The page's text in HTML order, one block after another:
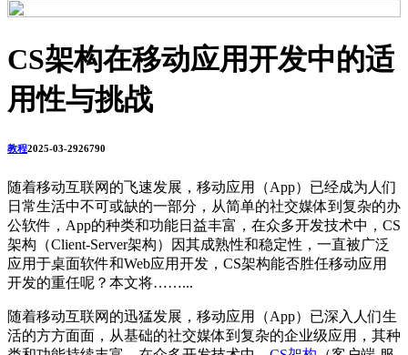
CS架构在移动应用开发中的适
用性与挑战
教程2025-03-2926790
随着移动互联网的飞速发展，移动应用（App）已经成为人们
日常生活中不可或缺的一部分，从简单的社交媒体到复杂的办
公软件，App的种类和功能日益丰富，在众多开发技术中，CS
架构（Client-Server架构）因其成熟性和稳定性，一直被广泛
应用于桌面软件和Web应用开发，CS架构能否胜任移动应用
开发的重任呢？本文将……...
随着移动互联网的迅猛发展，移动应用（App）已深入人们生
活的方方面面，从基础的社交媒体到复杂的企业级应用，其种